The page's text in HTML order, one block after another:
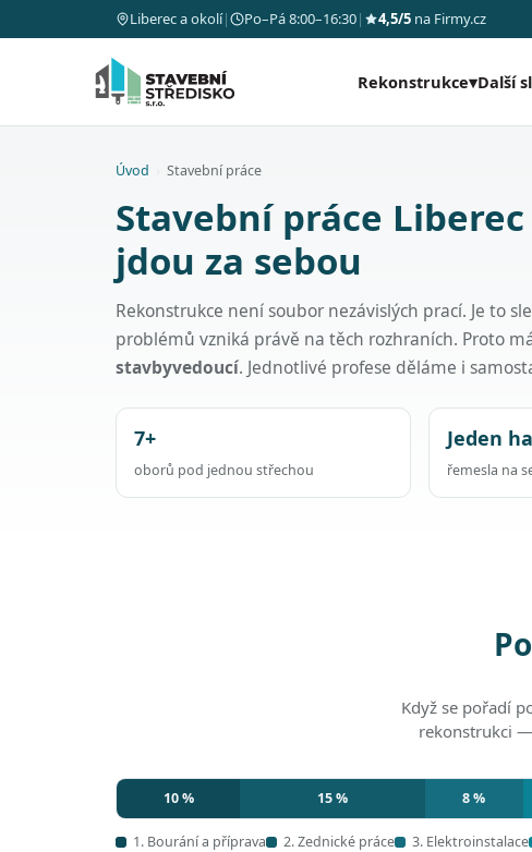
Liberec a okolí| Po–Pá 8:00–16:30| 4,5/5 na Firmy.cz
Rekonstrukce▾Další
Úvod Stavební práce
Stavební práce
jdou za sebou
Rekonstrukce není soubor nezávislých prací. Je to
problémů vzniká právě na těch rozhraních. Proto
stavbyvedoucí. Jednotlivé profese děláme i
7+
oborů pod jednou střechou
Jeden
řemesla na
Když se pořadí
rekonstrukci
10 % 15 % 8 %
1. Bourání a příprava 2. Zednické práce 3. Elektroinstalace